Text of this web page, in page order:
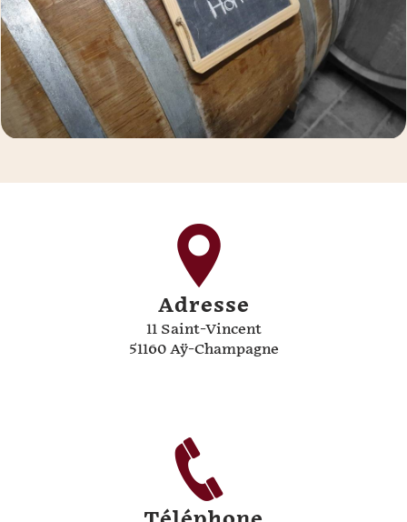
Adresse
11 Saint-Vincent
51160 Aÿ-Champagne